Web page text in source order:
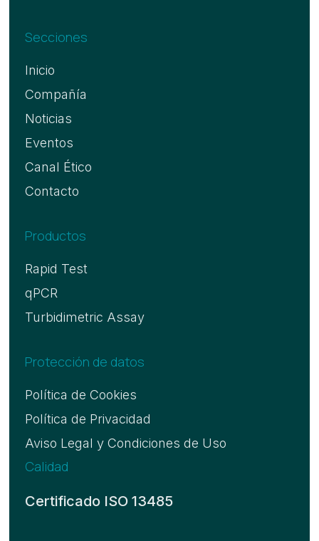
Secciones
Inicio
Compañía
Noticias
Eventos
Canal Ético
Contacto
Productos
Rapid Test
qPCR
Turbidimetric Assay
Protección de datos
Política de Cookies
Política de Privacidad
Aviso Legal y Condiciones de Uso
Calidad
Certificado ISO 13485